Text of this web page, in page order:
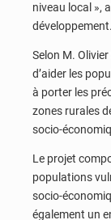
niveau local »,
développement.
Selon M.
d’aider les
à porter les
zones rurales
socio-
Le projet
populations
socio-
également un